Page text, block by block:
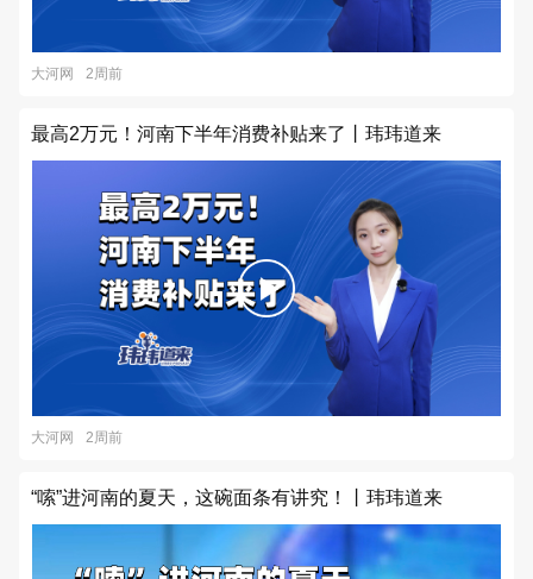
大河网 2周前
最高2万元！河南下半年消费补贴来了丨玮玮道来
大河网 2周前
“嗦”进河南的夏天，这碗面条有讲究！丨玮玮道来